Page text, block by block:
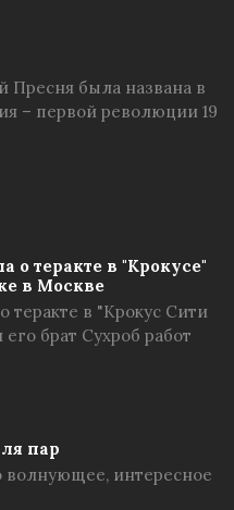
Пресня была названа в
– первой революции 19
о теракте в "Крокусе"
в Москве
теракте в "Крокус Сити
брат Сухроб работ
пар
волнующее, интересное